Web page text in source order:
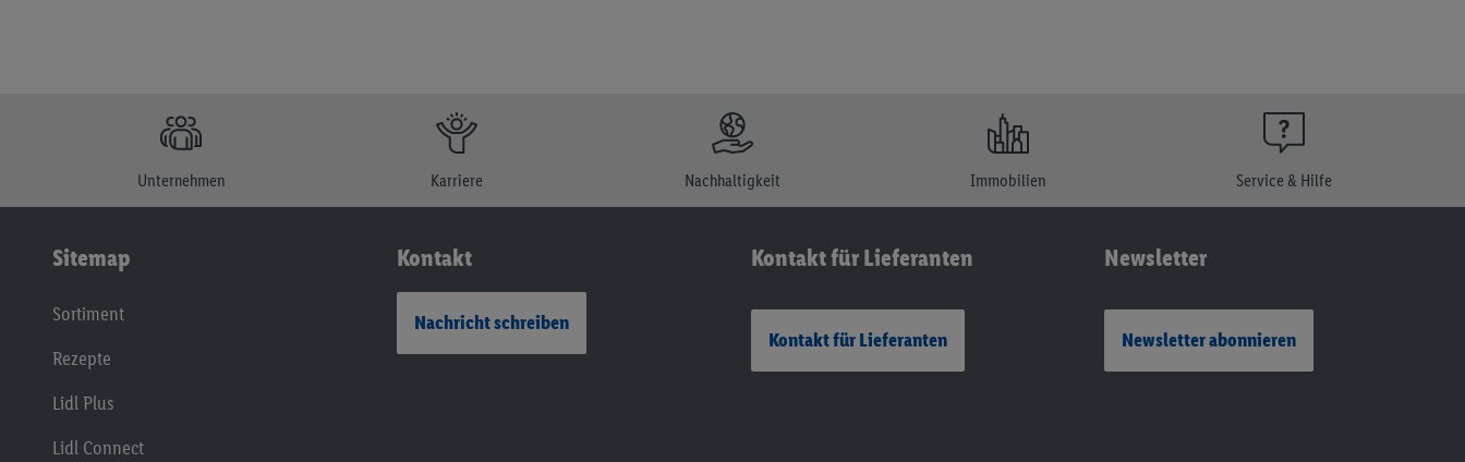
Unternehmen Karriere Nachhaltigkeit Immobilien Service & Hilfe
Sitemap
Sortiment
Rezepte
Lidl Plus
Lidl Connect
Kontakt
Nachricht schreiben
Kontakt für Lieferanten
Kontakt für Lieferanten
Newsletter
Newsletter abonnieren